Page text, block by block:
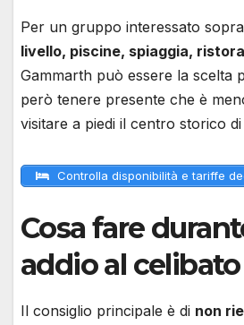
Per un gruppo interessato
livello, piscine, spiaggia,
Gammarth può essere la scelta
però tenere presente che è
visitare a piedi il centro storico di
Controlla disponibilità e tariffe
Cosa fare
addio al
Il consiglio principale è di non